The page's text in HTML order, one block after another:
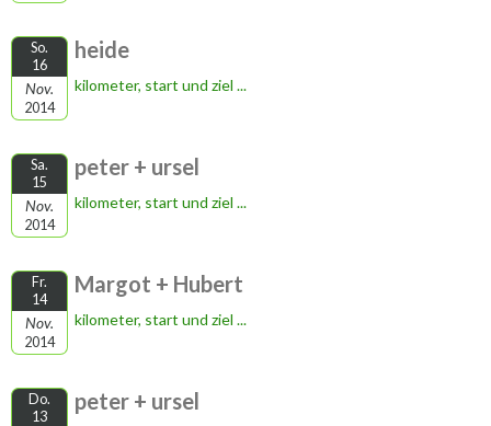
So.
16
Nov.
2014
heide
kilometer, start und ziel ...
Sa.
15
Nov.
2014
peter + ursel
kilometer, start und ziel ...
Fr.
14
Nov.
2014
Margot + Hubert
kilometer, start und ziel ...
Do.
13
peter + ursel